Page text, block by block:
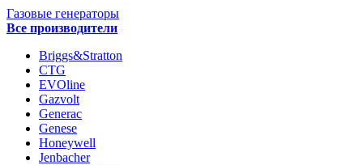
Газовые генераторы
Все производители
Briggs&Stratton
CTG
EVOline
Gazvolt
Generac
Genese
Honeywell
Jenbacher